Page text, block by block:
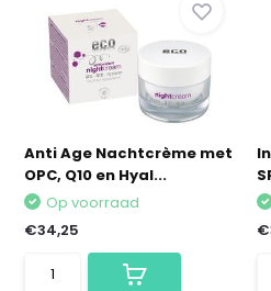
Anti Age Nachtcrème met
OPC, Q10 en Hyal...
Op voorraad
€34,25